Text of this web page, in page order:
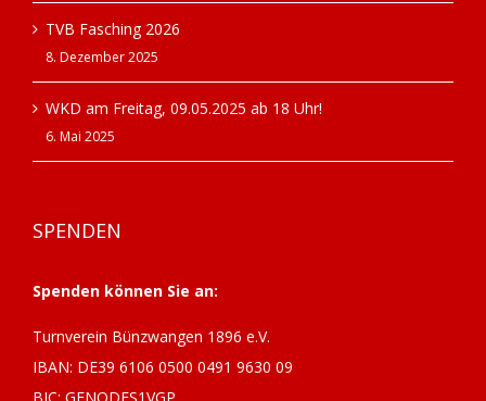
TVB Fasching 2026
8. Dezember 2025
WKD am Freitag, 09.05.2025 ab 18 Uhr!
6. Mai 2025
SPENDEN
Spenden können Sie an:
Turnverein Bünzwangen 1896 e.V.
IBAN: DE39 6106 0500 0491 9630 09